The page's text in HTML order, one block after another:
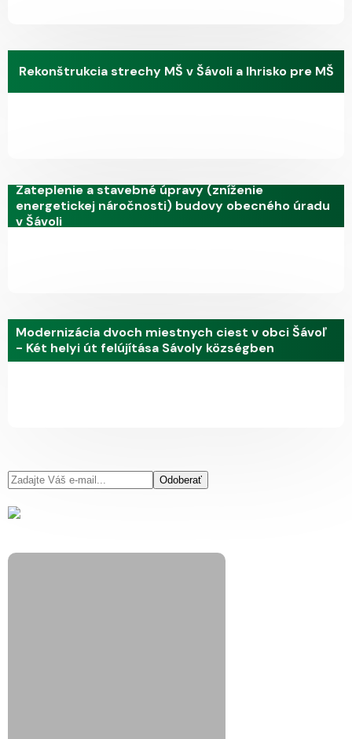
Rekonštrukcia strechy MŠ v Šávoli a Ihrisko pre MŠ
Zateplenie a stavebné úpravy (zníženie
energetickej náročnosti) budovy obecného úradu
v Šávoli
Modernizácia dvoch miestnych ciest v obci Šávoľ
- Két helyi út felújítása Sávoly községben
Odoberať